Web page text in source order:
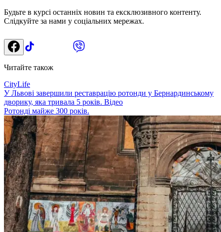
Будьте в курсі останніх новин та ексклюзивного контенту.
Слідкуйте за нами у соціальних мережах.
Читайте також
CityLife
У Львові завершили реставрацію ротонди у Бернардинському
дворику, яка тривала 5 років. Відео
Ротонді майже 300 років.